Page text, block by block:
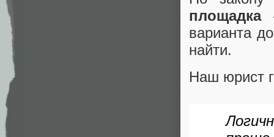
площадка
варианта
найти.
Наш юрист